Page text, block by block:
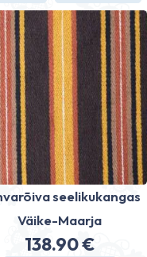
seelikukangas
Väike-Maarja
138.90€